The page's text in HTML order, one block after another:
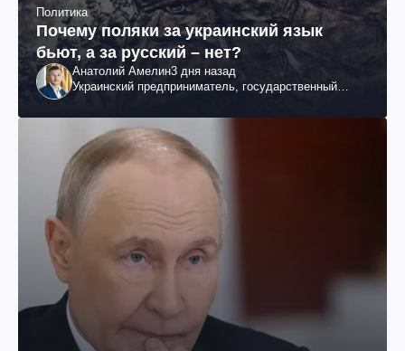
Политика
Почему поляки за украинский язык
бьют, а за русский – нет?
Анатолий Амелин3 дня назад
Украинский предприниматель, государственный